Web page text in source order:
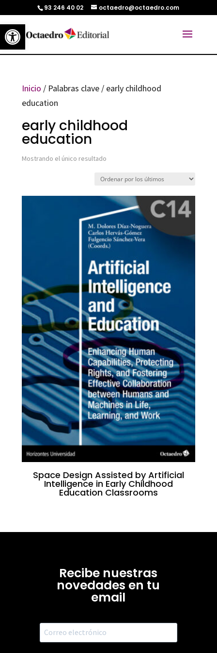
Abrir barra de herramientas
93 246 40 02 octaedro@octaedro.com
Inicio / Palabras clave / early childhood
education
early childhood
education
Mostrando el único resultado
Space Design Assisted by Artificial
Intelligence in Early Childhood
Education Classrooms
Recibe nuestras
novedades en tu
email